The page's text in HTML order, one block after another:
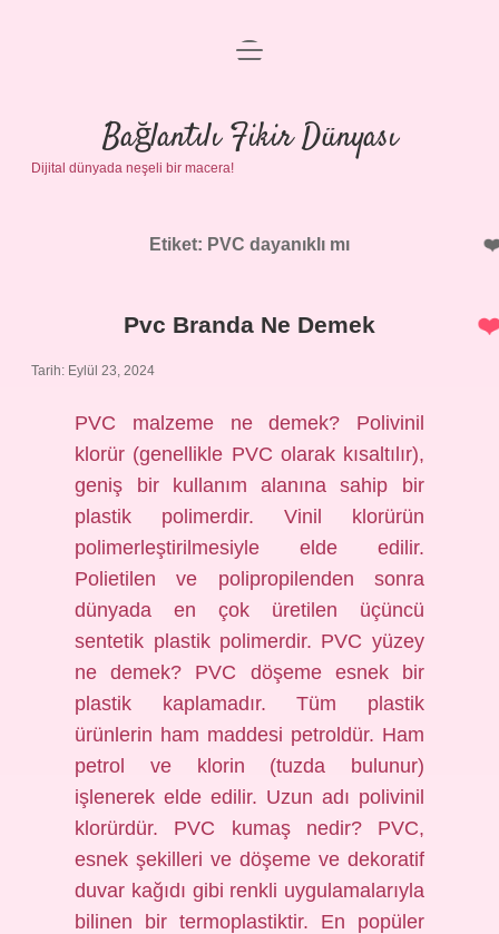
Anasayfa
Gizlilik Politikası
Yasal Uyarı
menüyü
Bağlantılı Fikir Dünyası
Dijital dünyada neşeli bir macera!
Etiket: PVC dayanıklı mı
Pvc Branda Ne Demek
Tarih: Eylül 23, 2024
PVC malzeme ne demek? Polivinil
klorür (genellikle PVC olarak kısaltılır),
geniş bir kullanım alanına sahip bir
plastik polimerdir. Vinil klorürün
polimerleştirilmesiyle elde edilir.
Polietilen ve polipropilenden sonra
dünyada en çok üretilen üçüncü
sentetik plastik polimerdir. PVC yüzey
ne demek? PVC döşeme esnek bir
plastik kaplamadır. Tüm plastik
ürünlerin ham maddesi petroldür. Ham
petrol ve klorin (tuzda bulunur)
işlenerek elde edilir. Uzun adı polivinil
klorürdür. PVC kumaş nedir? PVC,
esnek şekilleri ve döşeme ve dekoratif
duvar kağıdı gibi renkli uygulamalarıyla
bilinen bir termoplastiktir. En popüler